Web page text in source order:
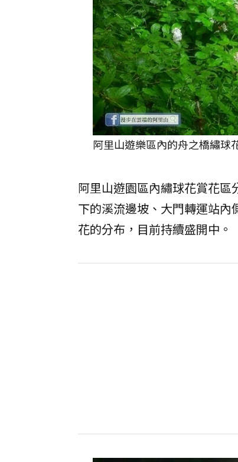
阿里山遊樂區內的舟之橋繡球
阿里山遊園區內繡球花賞花
下的溪流邊坡、大門轉運站
花的分布，目前持續盛開中。